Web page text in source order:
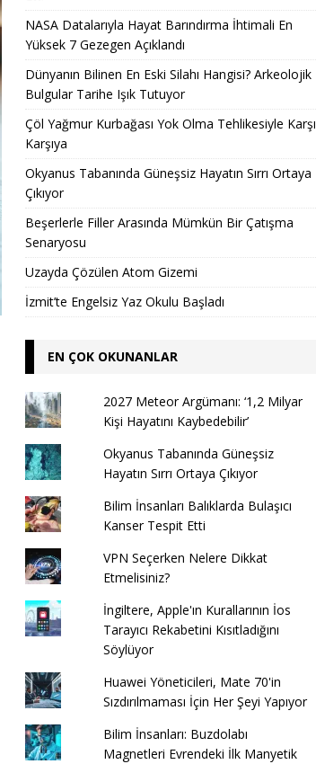
NASA Datalarıyla Hayat Barındırma İhtimali En
Yüksek 7 Gezegen Açıklandı
Dünyanın Bilinen En Eski Silahı Hangisi? Arkeolojik
Bulgular Tarihe Işık Tutuyor
Çöl Yağmur Kurbağası Yok Olma Tehlikesiyle Karşı
Karşıya
Okyanus Tabanında Güneşsiz Hayatın Sırrı Ortaya
Çıkıyor
Beşerlerle Filler Arasında Mümkün Bir Çatışma
Senaryosu
Uzayda Çözülen Atom Gizemi
İzmit’te Engelsiz Yaz Okulu Başladı
EN ÇOK OKUNANLAR
2027 Meteor Argümanı: ‘1,2 Milyar
Kişi Hayatını Kaybedebilir’
Okyanus Tabanında Güneşsiz
Hayatın Sırrı Ortaya Çıkıyor
Bilim İnsanları Balıklarda Bulaşıcı
Kanser Tespit Etti
VPN Seçerken Nelere Dikkat
Etmelisiniz?
İngiltere, Apple'ın Kurallarının İos
Tarayıcı Rekabetini Kısıtladığını
Söylüyor
Huawei Yöneticileri, Mate 70'in
Sızdırılmaması İçin Her Şeyi Yapıyor
Bilim İnsanları: Buzdolabı
Magnetleri Evrendeki İlk Manyetik